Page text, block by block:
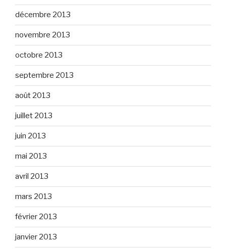
décembre 2013
novembre 2013
octobre 2013
septembre 2013
août 2013
juillet 2013
juin 2013
mai 2013
avril 2013
mars 2013
février 2013
janvier 2013